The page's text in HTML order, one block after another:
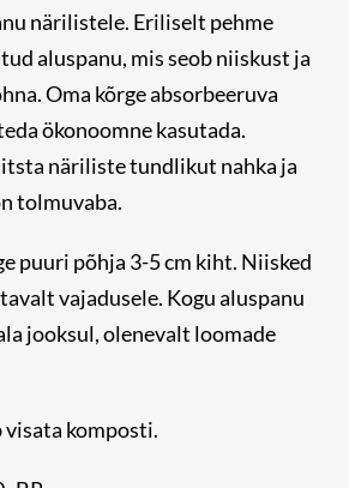
närilistele. Eriliselt pehme
aluspanu, mis seob niiskust ja
Oma kõrge absorbeeruva
ökonoomne kasutada.
näriliste tundlikut nahka ja
tolmuvaba.
puuri põhja 3-5 cm kiht. Niisked
vajadusele. Kogu aluspanu
jooksul, olenevalt loomade
komposti.